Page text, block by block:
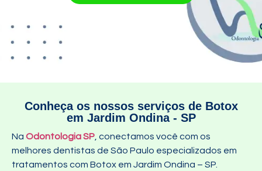
Conheça os nossos serviços de Botox
em Jardim Ondina - SP
Na Odontologia SP , conectamos você com os
melhores dentistas de São Paulo especializados em
tratamentos com Botox em Jardim Ondina – SP.